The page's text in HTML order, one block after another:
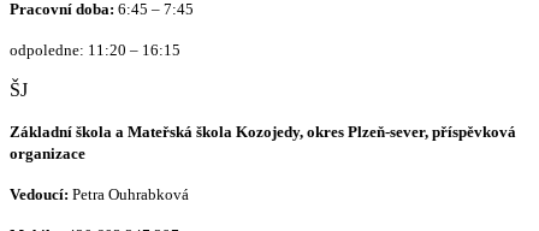
Pracovní doba: 6:45 – 7:45
odpoledne: 11:20 – 16:15
ŠJ
Základní škola a Mateřská škola Kozojedy, okres Plzeň-sever, příspěvková
organizace
Vedoucí: Petra Ouhrabková